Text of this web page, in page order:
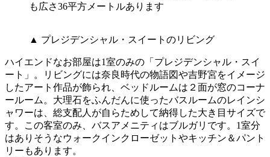
も広さ36平方メートルあります
▲ プレジデンシャル・スイートのリビング
ハイエンドなお部屋は1室のみの「プレジデンシャル・スイ
ート」。リビングには奈良時代の物語図や吉野宮をイメージ
したアート作品が飾られ、ベッドルームは２面が窓のコーナ
ールーム。大理石をふんだんに使ったバスルームのレインシ
ャワーは、総支配人が自らためして納得した大き目サイズで
す。この客室のみ、バスアメニティはブルガリです。1室分
はありそうなウォークインクローゼットやキッチン＆パント
リーもあります。